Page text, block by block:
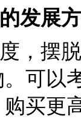
发展
，摆
可以
买更